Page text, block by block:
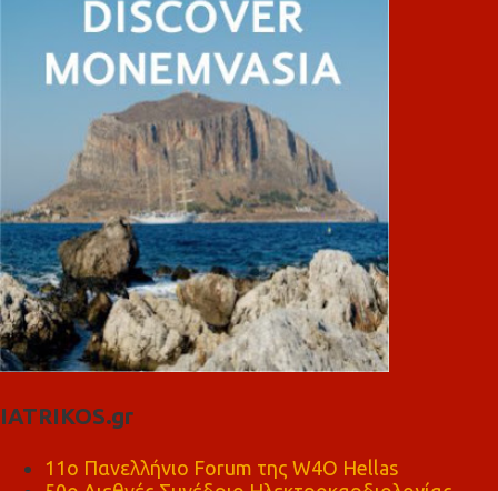
IATRIKOS.gr
11ο Πανελλήνιο Forum της W4O Hellas